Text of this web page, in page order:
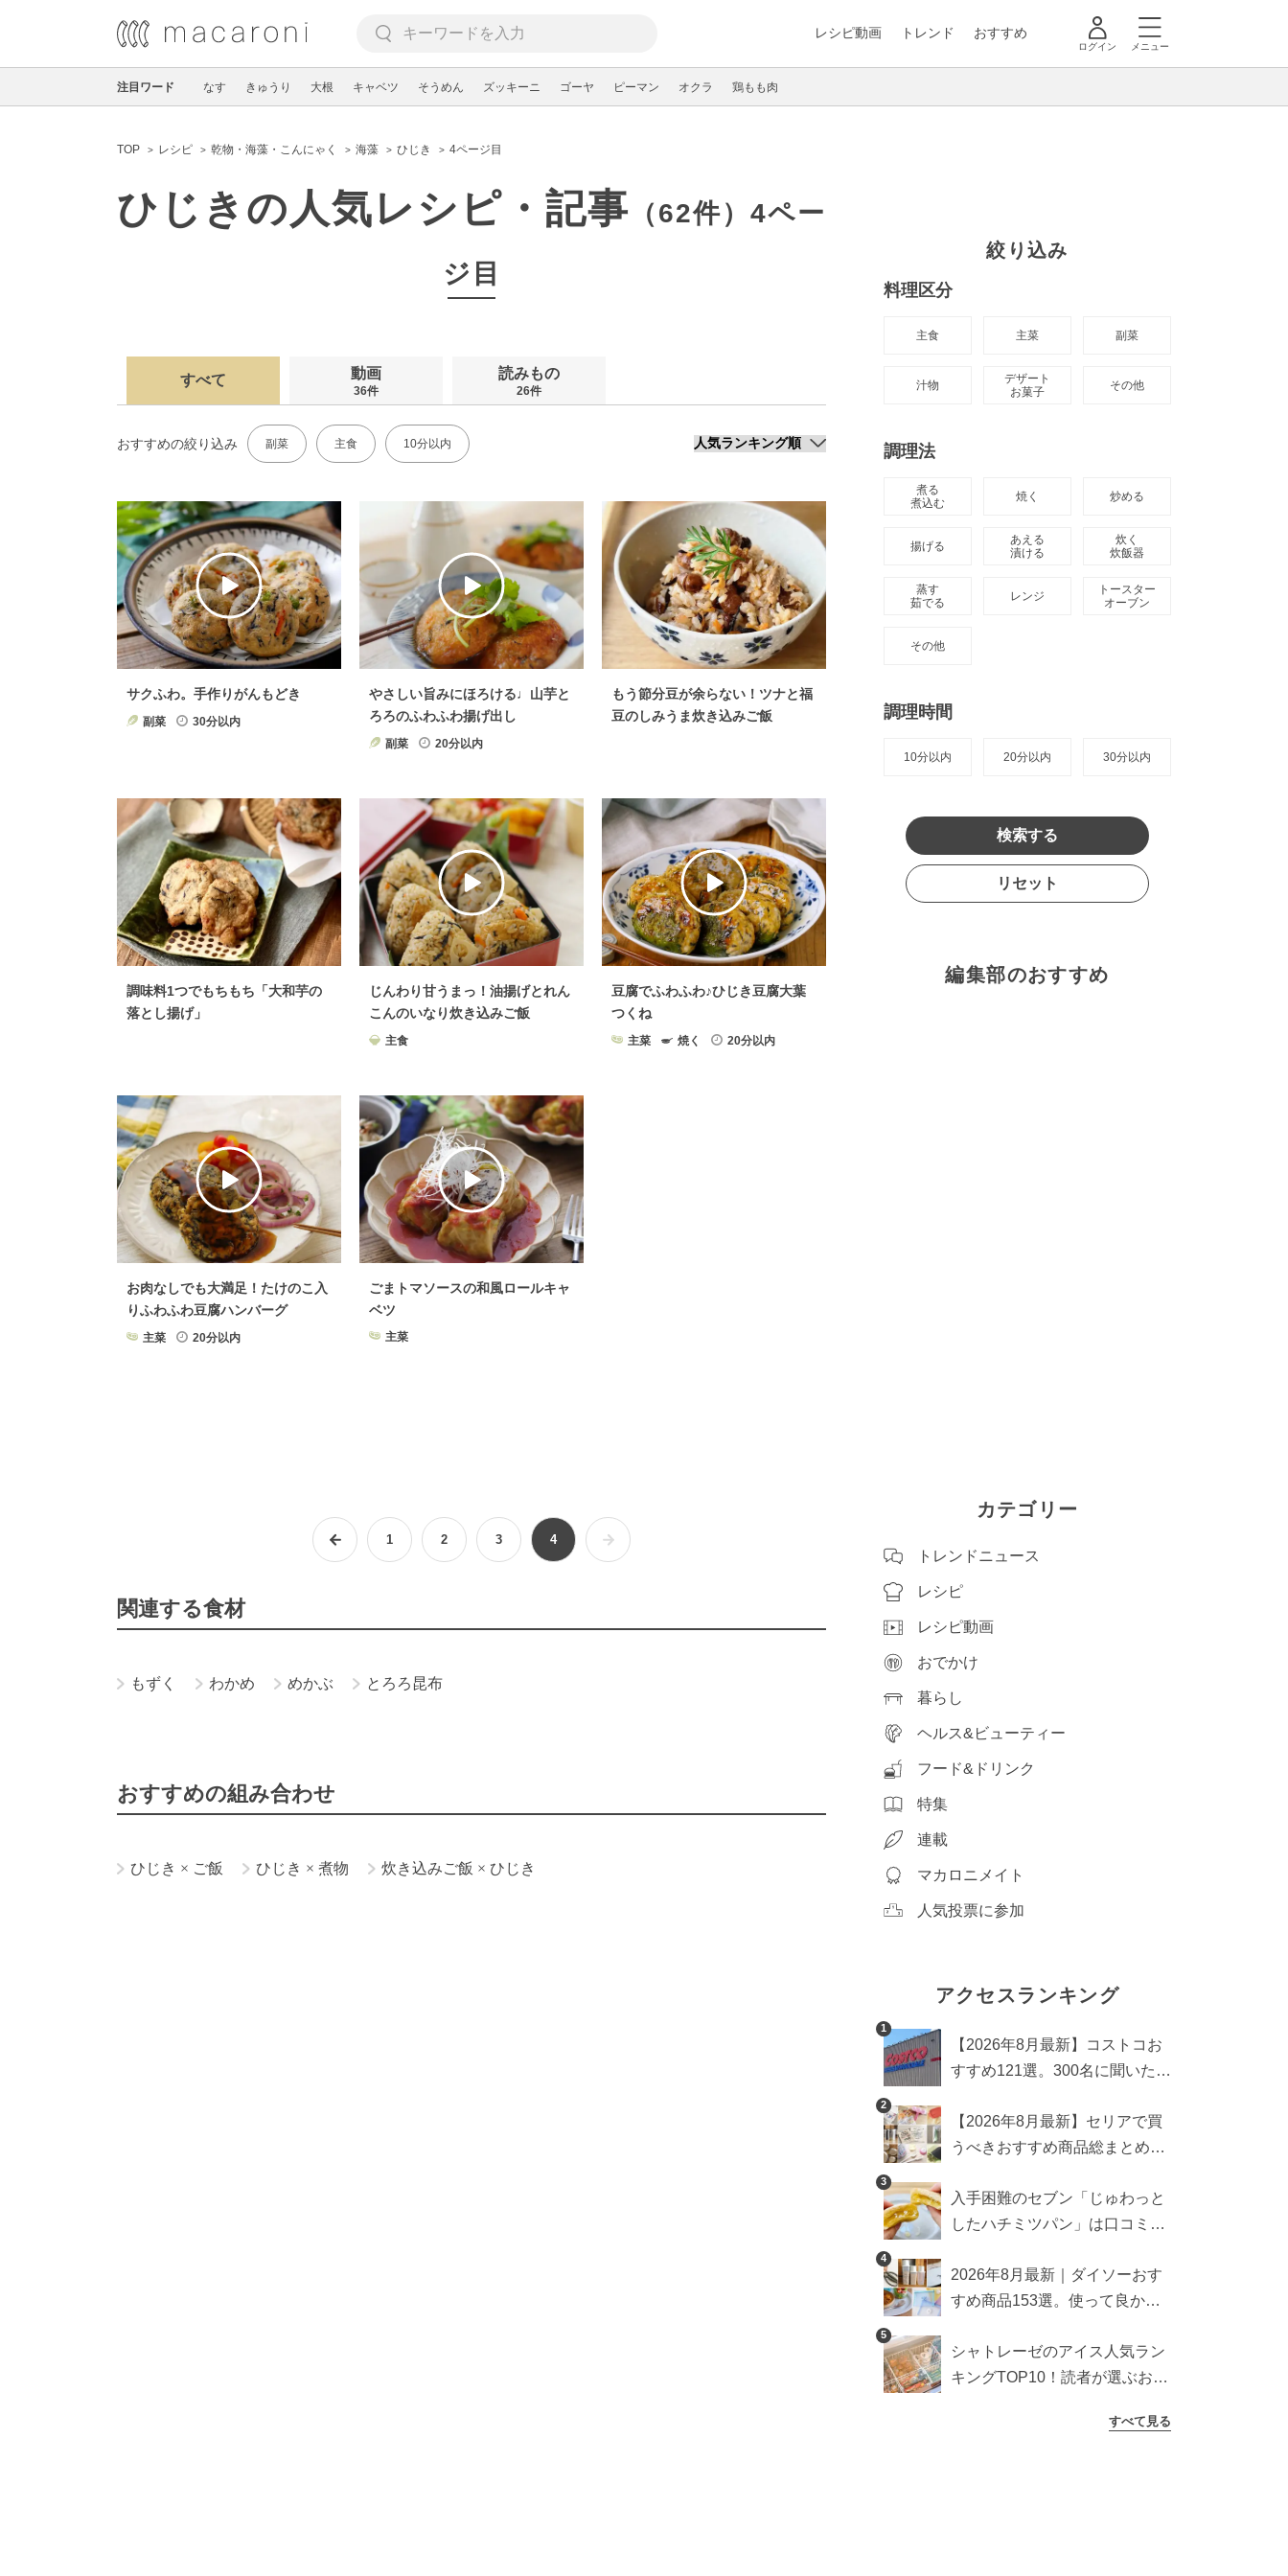
レシピ動画 トレンド おすすめ
ログイン メニュー
注目ワード なす きゅうり 大根 キャベツ そうめん ズッキーニ ゴーヤ ピーマン オクラ 鶏もも肉
TOP レシピ 乾物・海藻・こんにゃく 海藻 ひじき 4ページ目
ひじきの人気レシピ・記事 （62件）4ペー
ジ目
すべて 動画
36件
読みもの
26件
おすすめの絞り込み 副菜 主食 10分以内
サクふわ。手作りがんもどき
副菜 30分以内
やさしい旨みにほろける♩山芋と
ろろのふわふわ揚げ出し
副菜 20分以内
もう節分豆が余らない！ツナと福
豆のしみうま炊き込みご飯
調味料1つでもちもち「大和芋の
落とし揚げ」
じんわり甘うまっ！油揚げとれん
こんのいなり炊き込みご飯
主食
豆腐でふわふわ♪ひじき豆腐大葉
つくね
主菜 焼く 20分以内
お肉なしでも大満足！たけのこ入
りふわふわ豆腐ハンバーグ
主菜 20分以内
ごまトマソースの和風ロールキャ
ベツ
主菜
1 2 3 4
関連する食材
もずく わかめ めかぶ とろろ昆布
おすすめの組み合わせ
ひじき × ご飯 ひじき × 煮物 炊き込みご飯 × ひじき
絞り込み
料理区分
主食 主菜 副菜
汁物
デザート
お菓子
その他
調理法
煮る
煮込む
焼く 炒める
揚げる
あえる
漬ける
炊く
炊飯器
蒸す
茹でる
レンジ
トースター
オーブン
その他
調理時間
10分以内 20分以内 30分以内
検索する
リセット
編集部のおすすめ
カテゴリー
トレンドニュース
レシピ
レシピ動画
おでかけ
暮らし
ヘルス&ビューティー
フード&ドリンク
特集
連載
マカロニメイト
人気投票に参加
アクセスランキング
1
【2026年8月最新】コストコお
すすめ121選。300名に聞いた買
め商品も
2
【2026年8月最新】セリアで買
うべきおすすめ商品総まとめ。
3
入手困難のセブン「じゅわっと
したハチミツパン」は口コミ通
検証
4
2026年8月最新｜ダイソーおす
すめ商品153選。使って良かっ
5
シャトレーゼのアイス人気ラン
キングTOP10！読者が選ぶおす
すべて見る